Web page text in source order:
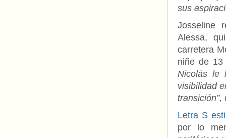
sus
Josseline
Alessa,
carretera
niñe de 13
Nicolás le
visibilidad
transición”,
Letra S
por lo